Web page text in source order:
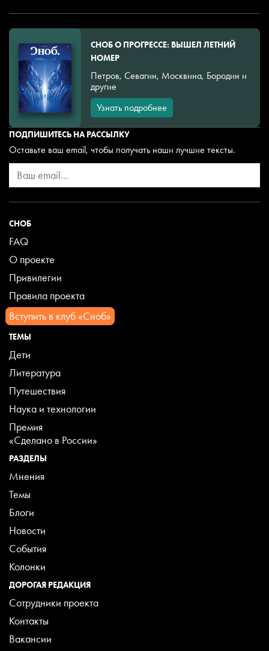
СНОБ
FAQ
О проекте
Привилегии
Правила проекта
Вступить в клуб «Сноб»
ТЕМЫ
Дети
Литература
Путешествия
Наука и технологии
Премия
«Сделано в России»
РАЗДЕЛЫ
Мнения
Темы
Блоги
Новости
События
Колонки
ДОРОГАЯ РЕДАКЦИЯ
Сотрудники проекта
Контакты
Вакансии
СНОБ О ПРОГРЕССЕ: ВЫШЕЛ ЛЕТНИЙ
НОМЕР
Петров, Севагин, Москвина, Бородин и
другие
Узнать подробнее
ПОДПИШИТЕСЬ НА РАССЫЛКУ
Оставьте ваш email, чтобы получать наши лучшие тексты.